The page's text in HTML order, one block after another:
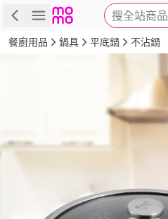
搜全站商品
商品 評價 詳情
餐廚用品 鍋具 平底鍋 不沾鍋